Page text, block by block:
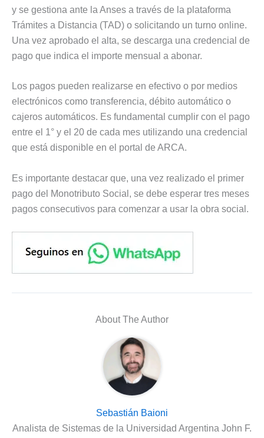
y se gestiona ante la Anses a través de la plataforma
Trámites a Distancia (TAD) o solicitando un turno online.
Una vez aprobado el alta, se descarga una credencial de
pago que indica el importe mensual a abonar.
Los pagos pueden realizarse en efectivo o por medios
electrónicos como transferencia, débito automático o
cajeros automáticos. Es fundamental cumplir con el pago
entre el 1° y el 20 de cada mes utilizando una credencial
que está disponible en el portal de ARCA.
Es importante destacar que, una vez realizado el primer
pago del Monotributo Social, se debe esperar tres meses
pagos consecutivos para comenzar a usar la obra social.
About The Author
Sebastián Baioni
Analista de Sistemas de la Universidad Argentina John F.